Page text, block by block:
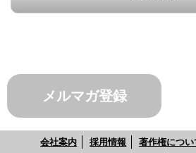
メルマガ登録
会社案内 採用情報 著作権につい